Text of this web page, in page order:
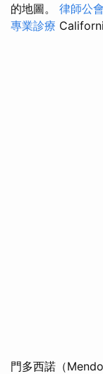
的地圖。 律師公會
專業診療
門多西諾（